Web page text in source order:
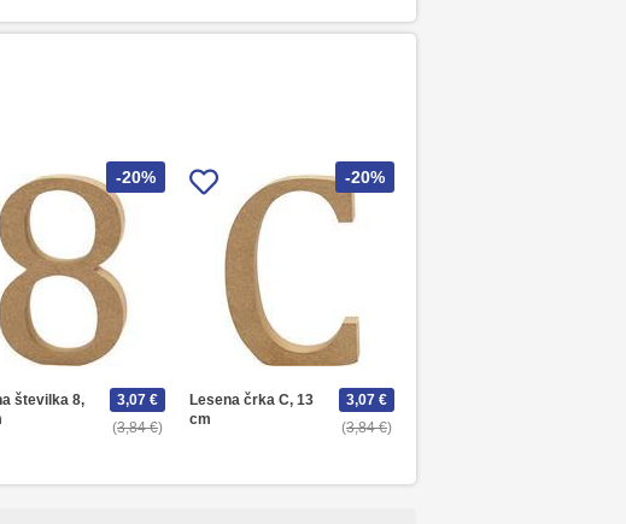
-20%
številka 8,
3,84 €
3,07 €
-20%
Lesena črka C, 13
cm
3,84 €
3,07 €